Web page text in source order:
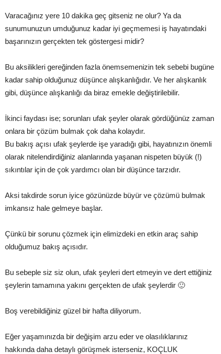
Varacağınız yere 10 dakika geç gitseniz ne olur? Ya da
sunumunuzun umduğunuz kadar iyi geçmemesi iş hayatındaki
başarınızın gerçekten tek göstergesi midir?
Bu aksilikleri gereğinden fazla önemsemenizin tek sebebi bugüne
kadar sahip olduğunuz düşünce alışkanlığıdır. Ve her alışkanlık
gibi, düşünce alışkanlığı da biraz emekle değiştirilebilir.
İkinci faydası ise; sorunları ufak şeyler olarak gördüğünüz zaman
onlara bir çözüm bulmak çok daha kolaydır.
Bu bakış açısı ufak şeylerde işe yaradığı gibi, hayatınızın önemli
olarak nitelendirdiğiniz alanlarında yaşanan nispeten büyük (!)
sıkıntılar için de çok yardımcı olan bir düşünce tarzıdır.
Aksi takdirde sorun iyice gözünüzde büyür ve çözümü bulmak
imkansız hale gelmeye başlar.
Çünkü bir sorunu çözmek için elimizdeki en etkin araç sahip
olduğumuz bakış açısıdır.
Bu sebeple siz siz olun, ufak şeyleri dert etmeyin ve dert ettiğiniz
şeylerin tamamına yakını gerçekten de ufak şeylerdir 🙂
Boş verebildiğiniz güzel bir hafta diliyorum.
Eğer yaşamınızda bir değişim arzu eder ve olasılıklarınız
hakkında daha detaylı görüşmek isterseniz, KOÇLUK